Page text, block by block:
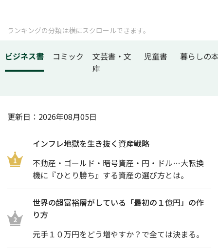
ランキングの分類は横にスクロールできます。
ビジネス書 コミック
文芸書・文
庫
児童書 暮らしの
更新日： 2026年08月05日
1
インフレ地獄を生き抜く資産戦略
不動産・ゴールド・暗号資産・円・ドル…大転換
機に『ひとり勝ち』する資産の選び方とは。
2
世界の超富裕層がしている「最初の１億円」の作
り方
元手１０万円をどう増やすか？で全ては決まる。